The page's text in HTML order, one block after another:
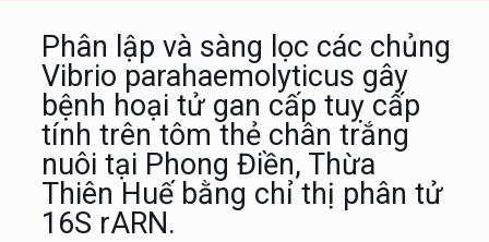
Phân lập và sàng lọc các chủng
Vibrio parahaemolyticus gây
bệnh hoại tử gan cấp tuỵ cấp
tính trên tôm thẻ chân trắng
nuôi tại Phong Điền, Thừa
Thiên Huế bằng chỉ thị phân tử
16S rARN.